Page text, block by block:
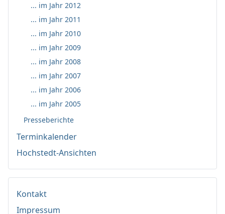
... im Jahr 2012
... im Jahr 2011
... im Jahr 2010
... im Jahr 2009
... im Jahr 2008
... im Jahr 2007
... im Jahr 2006
... im Jahr 2005
Presseberichte
Terminkalender
Hochstedt-Ansichten
Kontakt
Impressum